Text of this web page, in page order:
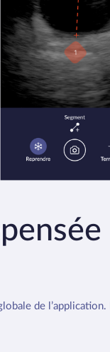
de l’application.